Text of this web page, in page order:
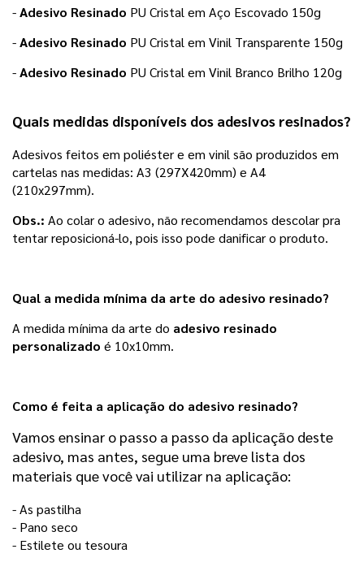
-Adesivo Resinado PU Cristal em Aço Escovado 150g
-Adesivo Resinado PU Cristal em Vinil Transparente 150g
- Adesivo Resinado PU Cristal em Vinil Branco Brilho 120g
Quais medidas disponíveis dos adesivos resinados?
Adesivos feitos em poliéster e em vinil são produzidos em
cartelas nas medidas: A3 (297X420mm) e A4
(210x297mm).
Obs.: Ao colar o adesivo, não recomendamos descolar pra
tentar reposicioná-lo, pois isso pode danificar o produto.
Qual a medida mínima da arte do adesivo resinado?
A medida mínima da arte do adesivo resinado
personalizado é 10x10mm.
Como é feita a aplicação do adesivo resinado?
Vamos ensinar o passo a passo da aplicação deste
adesivo, mas antes, segue uma breve lista dos
materiais que você vai utilizar na aplicação:
- As pastilha
- Pano seco
- Estilete ou tesoura